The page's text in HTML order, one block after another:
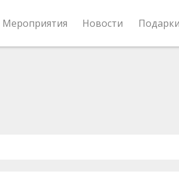
Мероприятия Новости Подарки